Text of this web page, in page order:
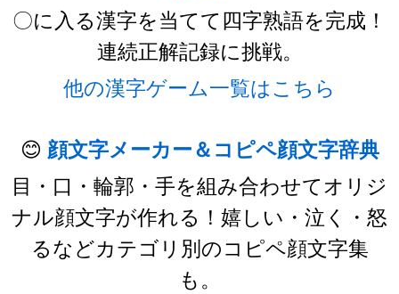
〇に入る漢字を当てて四字熟語を完成！
連続正解記録に挑戦。
他の漢字ゲーム一覧はこちら
😊 顔文字メーカー＆コピペ顔文字辞典
目・口・輪郭・手を組み合わせてオリジ
ナル顔文字が作れる！嬉しい・泣く・怒
るなどカテゴリ別のコピペ顔文字集
も。